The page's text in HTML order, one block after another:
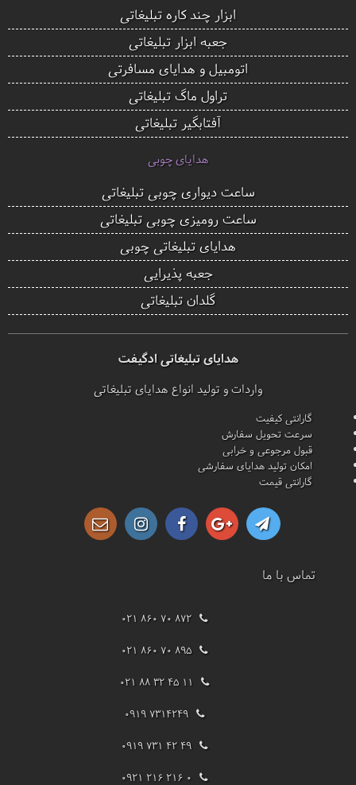
ابزار چند کاره تبلیغاتی
جعبه ابزار تبلیغاتی
اتومبیل و هدایای مسافرتی
تراول ماگ تبلیغاتی
آفتابگیر تبلیغاتی
هدایای چوبی
ساعت دیواری چوبی تبلیغاتی
ساعت رومیزی چوبی تبلیغاتی
هدایای تبلیغاتی چوبی
جعبه پذیرایی
گلدان تبلیغاتی
هدایای تبلیغاتی ادگیفت
واردات و تولید انواع هدایای تبلیغاتی
گارانتی کیفیت
سرعت تحویل سفارش
قبول مرجوعی و خرابی
امکان تولید هدایای سفارشی
گارانتی قیمت
تماس با ما
021 860 70 872
021 860 70 895
021 88 32 45 11
0919 7314249
0919 731 42 49
0921 216 216 0